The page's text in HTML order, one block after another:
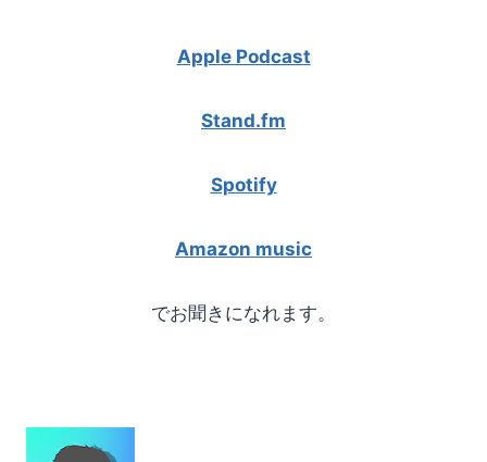
Apple Podcast
Stand.fm
Spotify
Amazon music
でお聞きになれます。